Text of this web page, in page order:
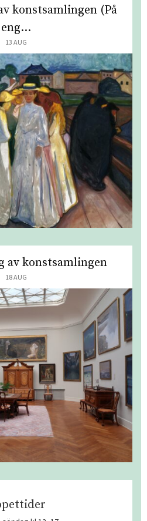
konstsamlingen (På
eng...
13 AUG
av konstsamlingen
18 AUG